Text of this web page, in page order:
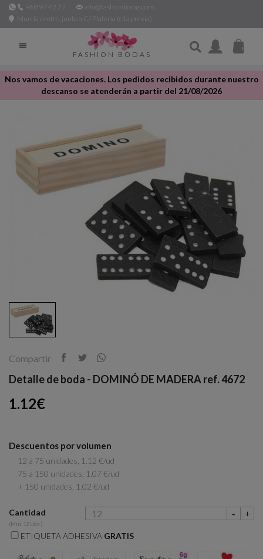
968 97 42 27
info@fashionbodas.com
Murcia centro, junto a C/ Platería (cita previa)

FASHION BODAS
Nos vamos de vacaciones. Los pedidos recibidos durante nuestro
descanso se atenderán a partir del 21/08/2026
Compartir
Detalle de boda - DOMINÓ DE MADERA ref. 4672
1.12€
Descuentos por volumen
12 a 75 unidades, 1.12 €/ud
75 a 150 unidades, 1.07 €/ud
+ 150 unidades, 1.02 €/ud
Cantidad
(Min. 12 Uds.)
ETIQUETA ADHESIVA GRATIS